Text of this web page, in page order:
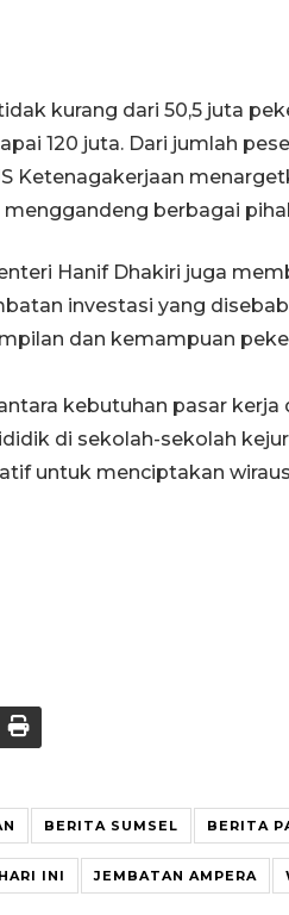
kurang dari 50,5 juta
120 juta. Dari jumlah
Ketenagakerjaan
berbagai
Hanif Dhakiri juga
investasi yang
dan kemampuan
kebutuhan pasar kerja
di sekolah-sekolah
untuk menciptakan
BERITA SUMSEL BERITA
INI JEMBATAN AMPERA